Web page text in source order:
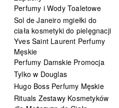
Perfumy i Wody Toaletowe
Sol de Janeiro mgiełki do
ciała kosmetyki do pielęgnacji
Yves Saint Laurent Perfumy
Męskie
Perfumy Damskie Promocja
Tylko w Douglas
Hugo Boss Perfumy Męskie
Rituals Zestawy Kosmetyków